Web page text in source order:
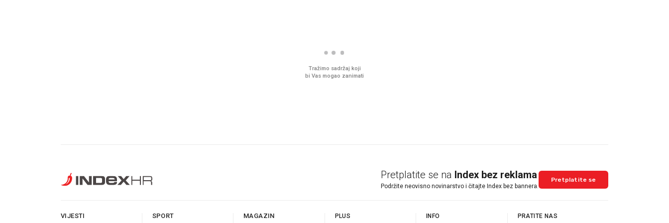
Tražimo sadržaj koji
bi Vas mogao zanimati
Pretplatite se na Index bez reklama
Podržite neovisno novinarstvo i čitajte Index bez bannera.
Pretplatite se
VIJESTI SPORT MAGAZIN PLUS INFO PRATITE NAS